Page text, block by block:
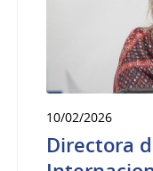
10/02/2026
Directora